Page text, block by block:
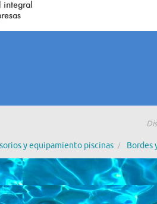
y equipamiento piscinas Bordes